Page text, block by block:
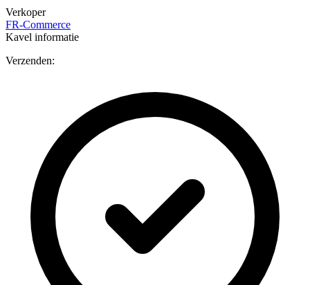
Verkoper
FR-Commerce
Kavel informatie
Verzenden: